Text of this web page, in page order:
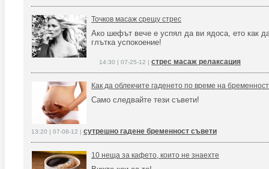
Точков масаж срещу стрес
Ако шефът вече е успял да ви ядоса, ето как
глътка успокоение!
14:30 | 07-25-12 | стрес масаж релаксация
Как да облекчите гаденето по време на
Само следвайте тези съвети!
13:20 | 07-08-12 | сутрешно гадене бременност съвети
10 неща за кафето, които не знаехте